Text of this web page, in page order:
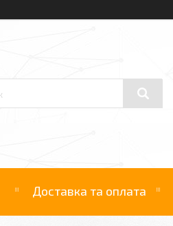
Доставка та оплата